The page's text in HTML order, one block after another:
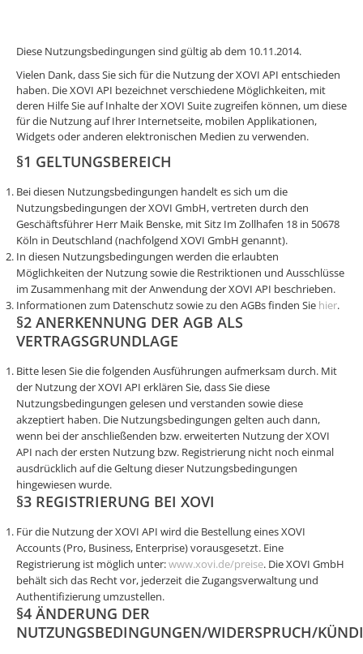
Diese Nutzungsbedingungen sind gültig ab dem 10.11.2014.
Vielen Dank, dass Sie sich für die Nutzung der XOVI API entschieden
haben. Die XOVI API bezeichnet verschiedene Möglichkeiten, mit
deren Hilfe Sie auf Inhalte der XOVI Suite zugreifen können, um diese
für die Nutzung auf Ihrer Internetseite, mobilen Applikationen,
Widgets oder anderen elektronischen Medien zu verwenden.
§1 GELTUNGSBEREICH
Bei diesen Nutzungsbedingungen handelt es sich um die
Nutzungsbedingungen der XOVI GmbH, vertreten durch den
Geschäftsführer Herr Maik Benske, mit Sitz Im Zollhafen 18 in 50678
Köln in Deutschland (nachfolgend XOVI GmbH genannt).
In diesen Nutzungsbedingungen werden die erlaubten
Möglichkeiten der Nutzung sowie die Restriktionen und Ausschlüsse
im Zusammenhang mit der Anwendung der XOVI API beschrieben.
Informationen zum Datenschutz sowie zu den AGBs finden Sie hier.
§2 ANERKENNUNG DER AGB ALS
VERTRAGSGRUNDLAGE
Bitte lesen Sie die folgenden Ausführungen aufmerksam durch. Mit
der Nutzung der XOVI API erklären Sie, dass Sie diese
Nutzungsbedingungen gelesen und verstanden sowie diese
akzeptiert haben. Die Nutzungsbedingungen gelten auch dann,
wenn bei der anschließenden bzw. erweiterten Nutzung der XOVI
API nach der ersten Nutzung bzw. Registrierung nicht noch einmal
ausdrücklich auf die Geltung dieser Nutzungsbedingungen
hingewiesen wurde.
§3 REGISTRIERUNG BEI XOVI
Für die Nutzung der XOVI API wird die Bestellung eines XOVI
Accounts (Pro, Business, Enterprise) vorausgesetzt. Eine
Registrierung ist möglich unter:www.xovi.de/preise. Die XOVI GmbH
behält sich das Recht vor, jederzeit die Zugangsverwaltung und
Authentifizierung umzustellen.
§4 ÄNDERUNG DER
NUTZUNGSBEDINGUNGEN/WIDERSPRUCH/